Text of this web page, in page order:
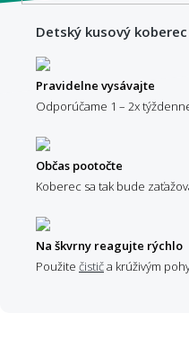
Detský kusový
Pravidelne vysávajte
Odporúčame 1 – 2x
Občas pootočte
Koberec sa tak bude
Na škvrny reagujte rýchlo
Použite čističa krúživým